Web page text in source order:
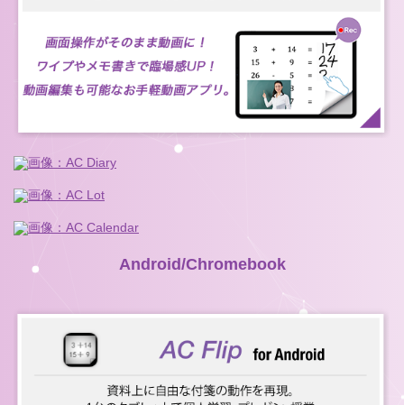
Android/Chromebook